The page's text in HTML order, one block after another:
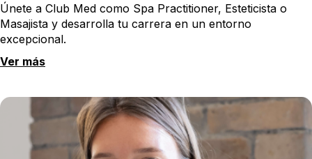
Únete a Club Med como Spa Practitioner, Esteticista o
Masajista y desarrolla tu carrera en un entorno
excepcional.
Ver más